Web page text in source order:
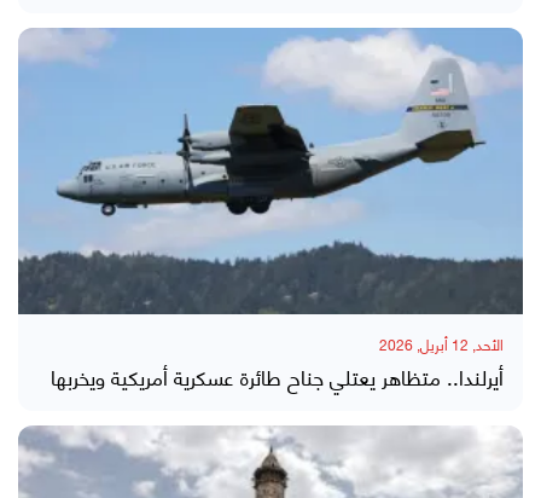
الأحد, 12 أبريل, 2026
أيرلندا.. متظاهر يعتلي جناح طائرة عسكرية أمريكية ويخربها